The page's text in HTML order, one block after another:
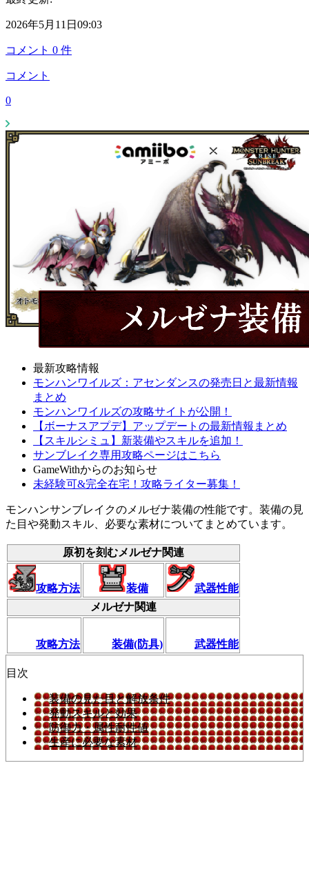
2026年5月11日09:03
コメント 0 件
コメント
0
最新攻略情報
モンハンワイルズ：アセンダンスの発売日と最新情報
まとめ
モンハンワイルズの攻略サイトが公開！
【ボーナスアプデ】アップデートの最新情報まとめ
【スキルシミュ】新装備やスキルを追加！
サンブレイク専用攻略ページはこちら
GameWithからのお知らせ
未経験可&完全在宅！攻略ライター募集！
モンハンサンブレイクのメルゼナ装備の性能です。装備の見
た目や発動スキル、必要な素材についてまとめています。
原初を刻むメルゼナ関連
攻略方法 装備
武器性能
メルゼナ関連
攻略方法 装備(防具) 武器性能
目次
装備の見た目と解放条件
発動スキルと効果
防御力・属性耐性値
生産に必要な素材